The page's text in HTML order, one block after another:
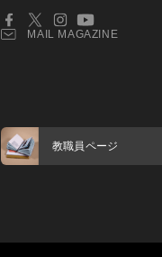
MAIL MAGAZINE
教職員ページ